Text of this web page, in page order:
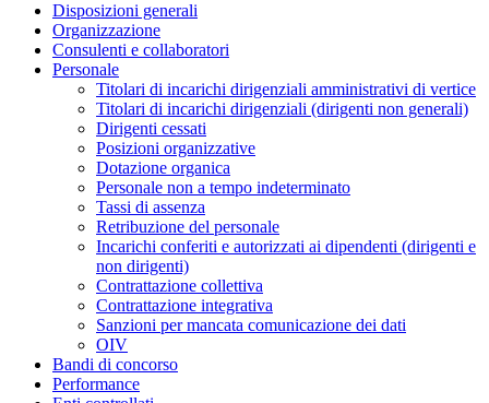
Disposizioni generali
Organizzazione
Consulenti e collaboratori
Personale
Titolari di incarichi dirigenziali amministrativi di vertice
Titolari di incarichi dirigenziali (dirigenti non generali)
Dirigenti cessati
Posizioni organizzative
Dotazione organica
Personale non a tempo indeterminato
Tassi di assenza
Retribuzione del personale
Incarichi conferiti e autorizzati ai dipendenti (dirigenti e
non dirigenti)
Contrattazione collettiva
Contrattazione integrativa
Sanzioni per mancata comunicazione dei dati
OIV
Bandi di concorso
Performance